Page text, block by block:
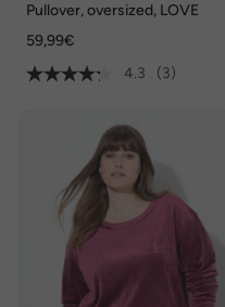
Pullover, oversized, LOVE
59,99€
4.3
(3)